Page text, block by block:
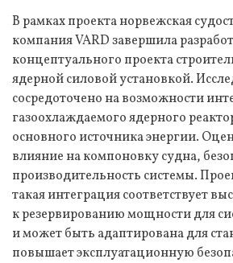
В рамках проекта норвежская
компания VARD завершила
концептуального проекта
ядерной силовой установкой.
сосредоточено на возможности
газоохлаждаемого ядерного
основного источника энергии.
влияние на компоновку судна,
производительность системы.
такая интеграция соответствует
к резервированию мощности для
и может быть адаптирована для
повышает эксплуатационную